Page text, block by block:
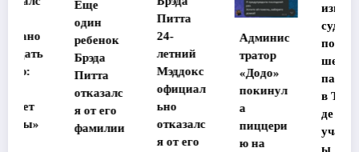
Еще
ребенок
Брэда
Питта
отказалс
я от его
фамилии
24-
Мэддокс
официал
ьно
отказалс
Админис
тратор
«Додо»
покинул
пиццери
ю на
известна
потеряв
шей
память
в Таилан
участниц